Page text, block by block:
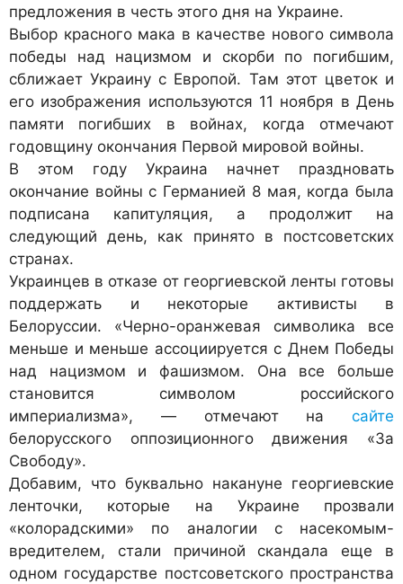
предложения в честь этого дня на Украине.
Выбор красного мака в качестве нового символа
победы над нацизмом и скорби по погибшим,
сближает Украину с Европой. Там этот цветок и
его изображения используются 11 ноября в День
памяти погибших в войнах, когда отмечают
годовщину окончания Первой мировой войны.
В этом году Украина начнет праздновать
окончание войны с Германией 8 мая, когда была
подписана капитуляция, а продолжит на
следующий день, как принято в постсоветских
странах.
Украинцев в отказе от георгиевской ленты готовы
поддержать и некоторые активисты в
Белоруссии. «Черно-оранжевая символика все
меньше и меньше ассоциируется с Днем Победы
над нацизмом и фашизмом. Она все больше
становится символом российского
империализма», — отмечают на сайте
белорусского оппозиционного движения «За
Свободу».
Добавим, что буквально накануне георгиевские
ленточки, которые на Украине прозвали
«колорадскими» по аналогии с насекомым-
вредителем, стали причиной скандала еще в
одном государстве постсоветского пространства